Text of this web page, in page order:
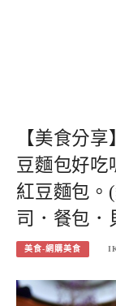
【美食分
豆麵包好吃
紅豆麵包。
司．餐包．
美食-網購美食